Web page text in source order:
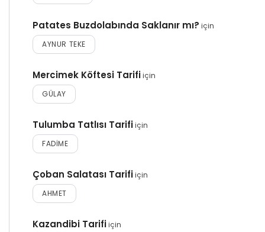
Patates Buzdolabında Saklanır mı? için
AYNUR TEKE
Mercimek Köftesi Tarifiiçin
GÜLAY
Tulumba Tatlısı Tarifiiçin
FADIME
Çoban Salatası Tarifiiçin
AHMET
Kazandibi Tarifiiçin